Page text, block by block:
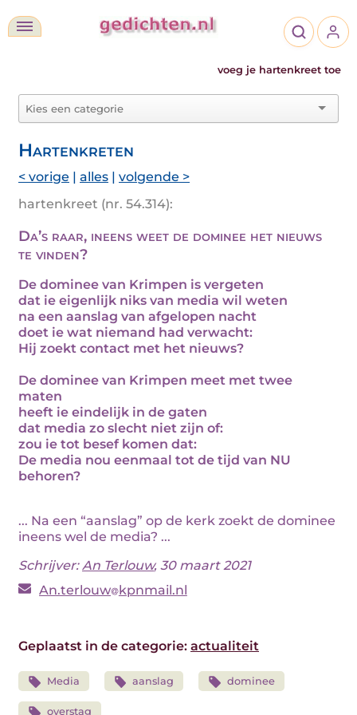
voeg je hartenkreet toe
Hartenkreten
< vorige | alles | volgende >
hartenkreet (nr. 54.314):
Da’s raar, ineens weet de dominee het nieuws
te vinden?
De dominee van Krimpen is vergeten
dat ie eigenlijk niks van media wil weten
na een aanslag van afgelopen nacht
doet ie wat niemand had verwacht:
Hij zoekt contact met het nieuws?
De dominee van Krimpen meet met twee
maten
heeft ie eindelijk in de gaten
dat media zo slecht niet zijn of:
zou ie tot besef komen dat:
De media nou eenmaal tot de tijd van NU
behoren?
... Na een “aanslag” op de kerk zoekt de dominee
ineens wel de media? ...
Schrijver:An Terlouw, 30 maart 2021
An.terlouw kpnmail.nl
Geplaatst in de categorie: actualiteit
Media aanslag dominee
overstag